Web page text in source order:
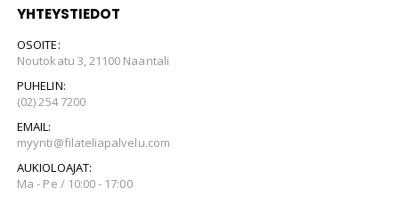
YHTEYSTIEDOT
OSOITE:
Noutokatu 3, 21100 Naantali
PUHELIN:
(02) 254 7200
EMAIL:
myynti@filateliapalvelu.com
AUKIOLOAJAT:
Ma - Pe / 10:00 - 17:00